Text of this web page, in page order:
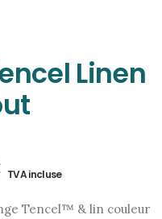
Linen
Le
prix
TVA incluse
Tencel™ & lin couleur